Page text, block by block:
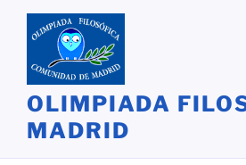
Saltar
contenido
OLIMPIADA
MADRID